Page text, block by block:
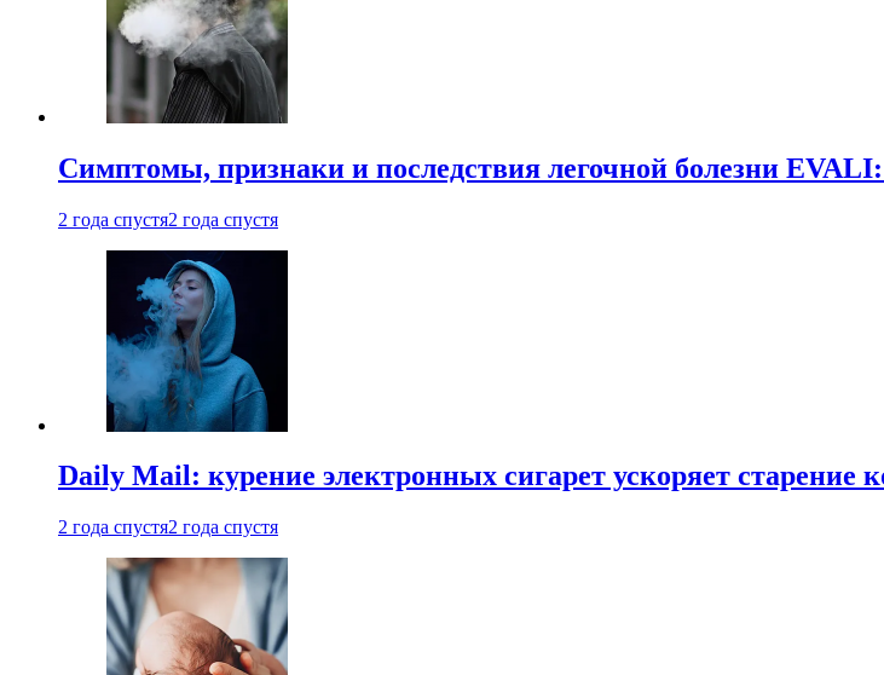
Симптомы, признаки и последствия легочной болезни
2 года спустя2 года спустя
Daily Mail: курение электронных сигарет ускоряет старение
2 года спустя2 года спустя